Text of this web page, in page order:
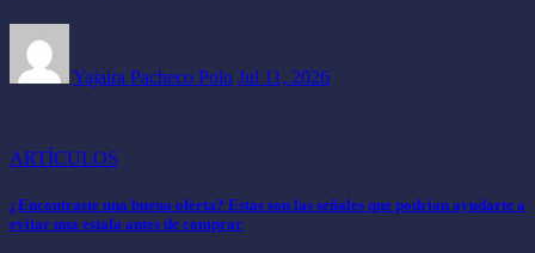
Yajaira Pacheco Polo Jul 11, 2026
ARTÍCULOS
¿Encontraste una buena oferta? Estas son las señales que podrían ayudarte a
evitar una estafa antes de comprar